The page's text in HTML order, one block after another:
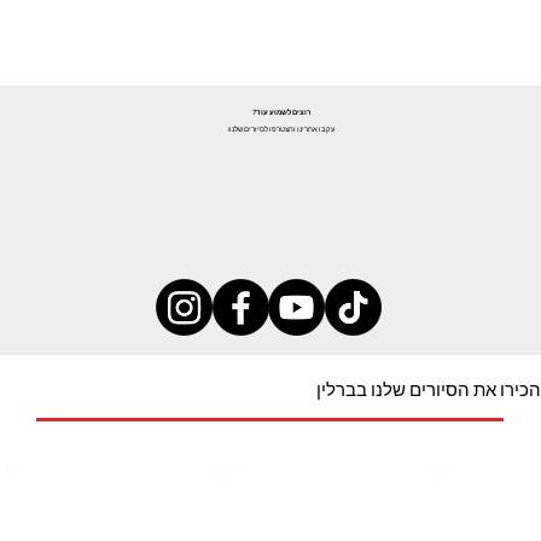
הכירו את הסיורים שלנו בברלין
רוצים לשמוע עוד?
עקבו אחרינו והצטרפו לסיורים שלנו!